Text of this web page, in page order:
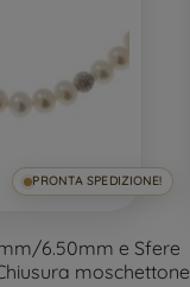
PRONTA SPEDIZIONE!
6.50mm e Sfere
moschettone